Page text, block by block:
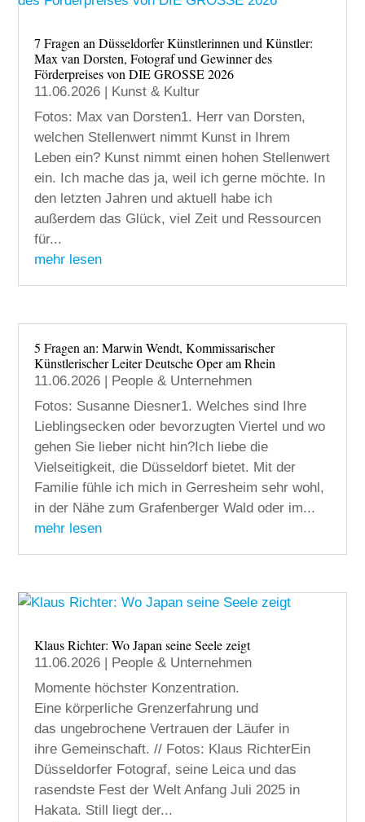
7 Fragen an Düsseldorfer Künstlerinnen und Künstler:
Max van Dorsten, Fotograf und Gewinner des
Förderpreises von DIE GROSSE 2026
11.06.2026 | Kunst & Kultur
Fotos: Max van Dorsten1. Herr van Dorsten,
welchen Stellenwert nimmt Kunst in Ihrem
Leben ein? Kunst nimmt einen hohen Stellenwert
ein. Ich mache das ja, weil ich gerne möchte. In
den letzten Jahren und aktuell habe ich
außerdem das Glück, viel Zeit und Ressourcen
für...
mehr lesen
5 Fragen an: Marwin Wendt, Kommissarischer
Künstlerischer Leiter Deutsche Oper am Rhein
11.06.2026 | People & Unternehmen
Fotos: Susanne Diesner1. Welches sind Ihre
Lieblingsecken oder bevorzugten Viertel und wo
gehen Sie lieber nicht hin?Ich liebe die
Vielseitigkeit, die Düsseldorf bietet. Mit der
Familie fühle ich mich in Gerresheim sehr wohl,
in der Nähe zum Grafenberger Wald oder im...
mehr lesen
Klaus Richter: Wo Japan seine Seele zeigt
11.06.2026
People & Unternehmen
Momente höchster Konzentration.
Eine körperliche Grenzerfahrung und
das ungebrochene Vertrauen der Läufer in
ihre Gemeinschaft. // Fotos: Klaus RichterEin
Düsseldorfer Fotograf, seine Leica und das
rasendste Fest der Welt Anfang Juli 2025 in
Hakata. Still liegt der...